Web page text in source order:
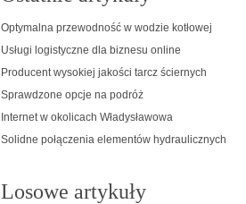
Optymalna przewodność w wodzie kotłowej
Usługi logistyczne dla biznesu online
Producent wysokiej jakości tarcz ściernych
Sprawdzone opcje na podróż
Internet w okolicach Władysławowa
Solidne połączenia elementów hydraulicznych
Losowe artykuły